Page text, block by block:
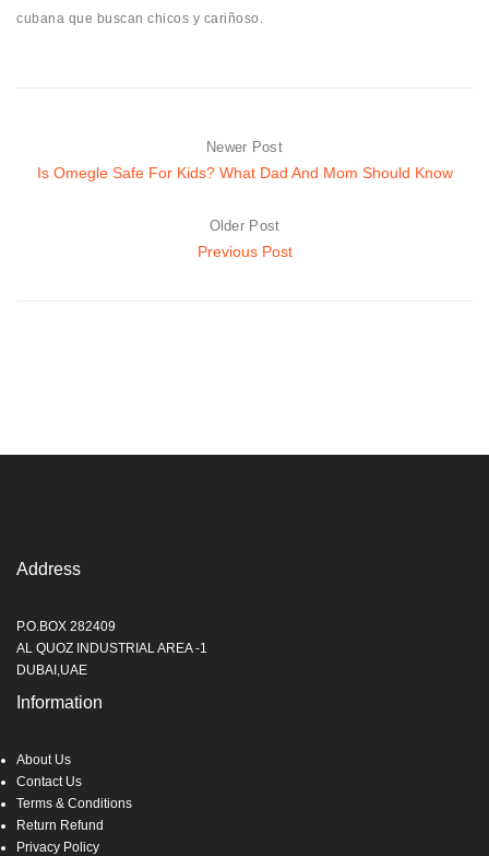
cubana que buscan chicos y cariñoso.
Newer Post
Is Omegle Safe For Kids? What Dad And Mom Should Know
Older Post
Previous Post
Address
P.O.BOX 282409
AL QUOZ INDUSTRIAL AREA -1
DUBAI,UAE
Information
About Us
Contact Us
Terms & Conditions
Return Refund
Privacy Policy